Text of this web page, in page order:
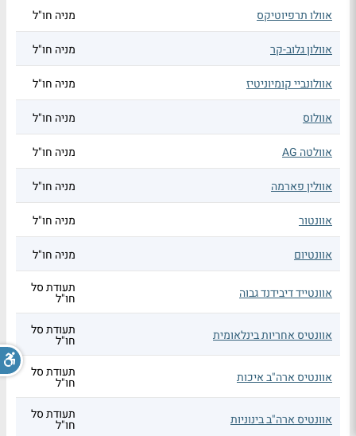
אוולו תרפיוטיקס מניה חו"ל
אוולון גלוב-קר מניה חו"ל
אוולונביי קומיוניטיז מניה חו"ל
אוולוס מניה חו"ל
אוולטה AG מניה חו"ל
אוולין פארמה מניה חו"ל
אוונטור מניה חו"ל
אוונטיום מניה חו"ל
אוונטייד דיבידנד גבוה תעודת סל
חו"ל
אוונטיס אחריות בינלאומית תעודת סל
חו"ל
אוונטיס ארה"ב איכות תעודת סל
חו"ל
אוונטיס ארה"ב בינוניות תעודת סל
חו"ל